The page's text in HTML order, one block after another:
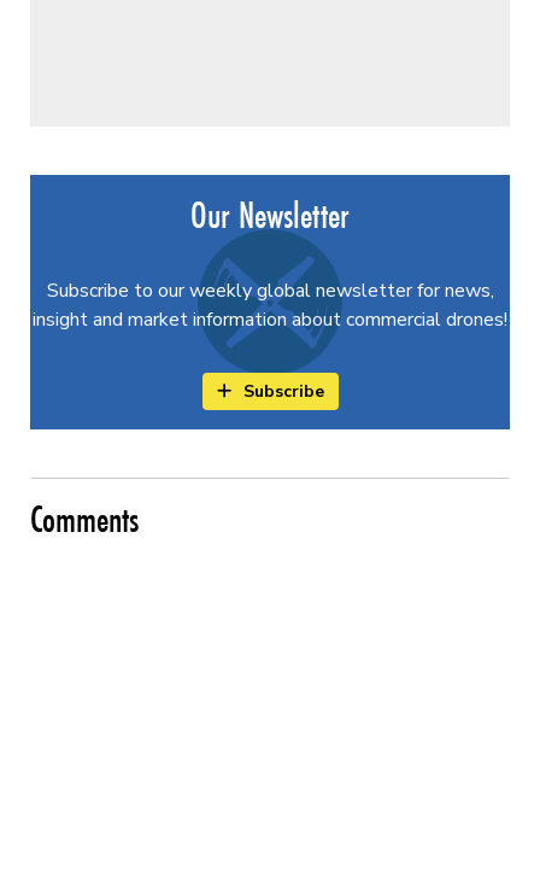
Our Newsletter
Subscribe to our weekly global newsletter for news,
insight and market information about commercial drones!
Subscribe
Comments